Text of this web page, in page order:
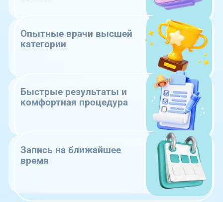
Опытные врачи высшей
категории
Быстрые результаты и
комфортная процедура
Запись на ближайшее
время